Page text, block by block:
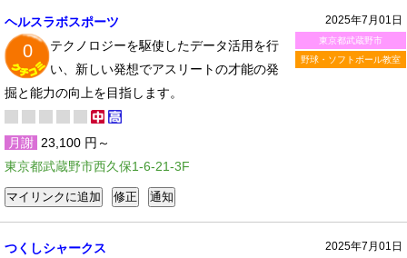
2025年7月01日
東京都武蔵野市
野球・ソフトボール教室
ヘルスラボスポーツ
0
テクノロジーを駆使したデータ活用を行
い、新しい発想でアスリートの才能の発
掘と能力の向上を目指します。
月謝 23,100 円～
東京都武蔵野市西久保1-6-21-3F
2025年7月01日
つくしシャークス